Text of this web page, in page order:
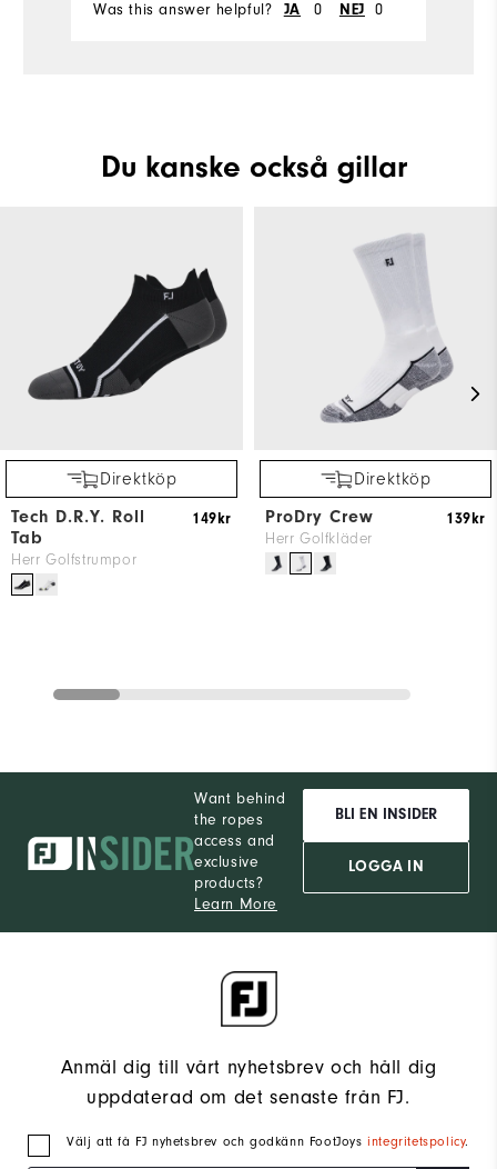
Was this answer helpful? JA 0 NEJ 0
Du kanske också gillar
Direktköp
Tech D.R.Y. Roll
Tab
Herr Golfstrumpor
149kr
Direktköp
ProDry Crew
Herr Golfkläder
139kr
Want behind
the ropes
access and
exclusive
products?
Learn More
BLI EN INSIDER
LOGGA IN
Anmäl dig till vårt nyhetsbrev och håll dig
uppdaterad om det senaste från FJ.
Välj att få FJ nyhetsbrev och godkänn FootJoysintegritetspolicy.